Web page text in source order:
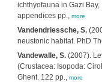
ichthyofauna in Gazi
appendices pp., more
Vandendriessche, S.
neustonic habitat. PhD
Vandewalle, S.(2007).
(Crustacea: Isopoda:
Ghent. 122 pp., more